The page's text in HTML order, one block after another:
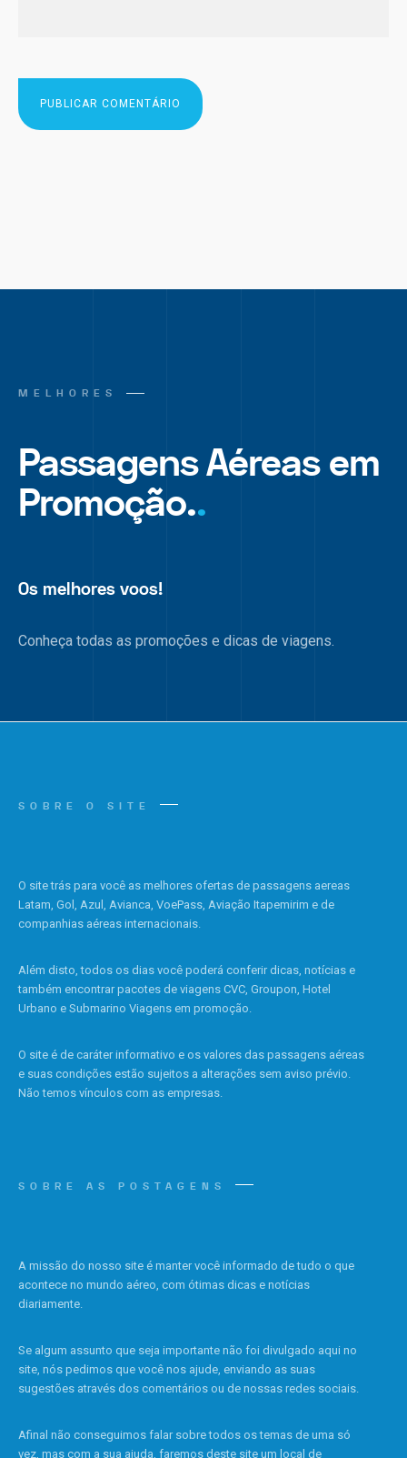
MELHORES
Passagens Aéreas em
Promoção..
Os melhores voos!
Conheça todas as promoções e dicas de viagens.
SOBRE O SITE
O site trás para você as melhores ofertas de passagens aereas
Latam, Gol, Azul, Avianca, VoePass, Aviação Itapemirim e de
companhias aéreas internacionais.
Além disto, todos os dias você poderá conferir dicas, notícias e
também encontrar pacotes de viagens CVC, Groupon, Hotel
Urbano e Submarino Viagens em promoção.
O site é de caráter informativo e os valores das passagens aéreas
e suas condições estão sujeitos a alterações sem aviso prévio.
Não temos vínculos com as empresas.
SOBRE AS POSTAGENS
A missão do nosso site é manter você informado de tudo o que
acontece no mundo aéreo, com ótimas dicas e notícias
diariamente.
Se algum assunto que seja importante não foi divulgado aqui no
site, nós pedimos que você nos ajude, enviando as suas
sugestões através dos comentários ou de nossas redes sociais.
Afinal não conseguimos falar sobre todos os temas de uma só
vez, mas com a sua ajuda, faremos deste site um local de